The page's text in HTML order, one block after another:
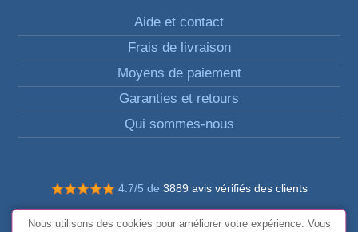
Aide et contact
Frais de livraison
Moyens de paiement
Garanties et retours
Qui sommes-nous
4.7/5 de 3889 avis vérifiés des clients
© Tous droits réservés FunToCome
Nous utilisons des cookies pour améliorer votre expérience. Vous